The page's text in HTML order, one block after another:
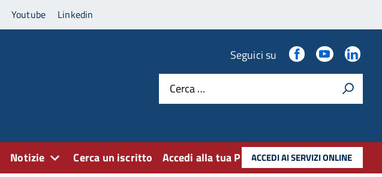
Youtube Linkedin
Seguici su Facebookyoutube
Cerca …
Notizie Cerca un iscritto ACCEDI AI SERVIZI ONLINE
Accedi alla tua PEC